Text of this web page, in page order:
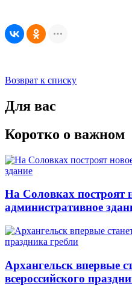
Возврат к списку
Для вас
Коротко о важном
На Соловках построят
административное
Архангельск впервые
всероссийского